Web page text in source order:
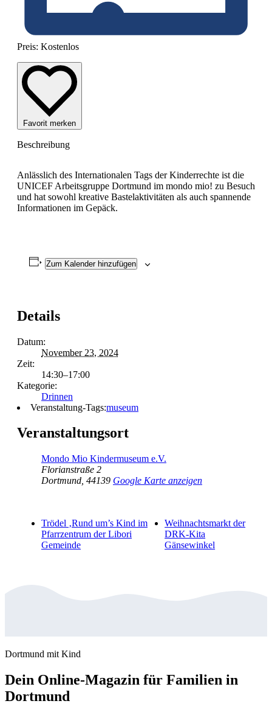
Preis: Kostenlos
Favorit merken
Beschreibung
Anlässlich des Internationalen Tags der Kinderrechte ist die
UNICEF Arbeitsgruppe Dortmund im mondo mio! zu Besuch
und hat sowohl kreative Bastelaktivitäten als auch spannende
Informationen im Gepäck.
Zum Kalender hinzufügen
Details
Datum:
November 23, 2024
Zeit:
14:30–17:00
Kategorie:
Drinnen
Veranstaltung-Tags:museum
Veranstaltungsort
Mondo Mio Kindermuseum e.V.
Florianstraße 2
Dortmund 44139 Google Karte anzeigen
Trödel ‚Rund um’s Kind im
Pfarrzentrum der Libori
Gemeinde
Weihnachtsmarkt der
DRK-Kita
Gänsewinkel
Dortmund mit Kind
Dein Online-Magazin für Familien in
Dortmund